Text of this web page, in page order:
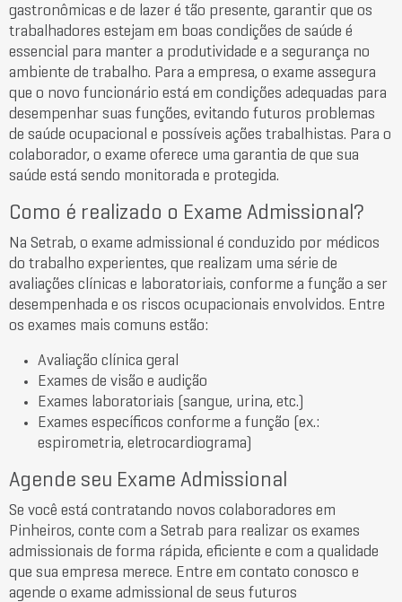
gastronômicas e de lazer é tão presente, garantir que os
trabalhadores estejam em boas condições de saúde é
essencial para manter a produtividade e a segurança no
ambiente de trabalho. Para a empresa, o exame assegura
que o novo funcionário está em condições adequadas para
desempenhar suas funções, evitando futuros problemas
de saúde ocupacional e possíveis ações trabalhistas. Para o
colaborador, o exame oferece uma garantia de que sua
saúde está sendo monitorada e protegida.
Como é realizado o Exame Admissional?
Na Setrab, o exame admissional é conduzido por médicos
do trabalho experientes, que realizam uma série de
avaliações clínicas e laboratoriais, conforme a função a ser
desempenhada e os riscos ocupacionais envolvidos. Entre
os exames mais comuns estão:
Avaliação clínica geral
Exames de visão e audição
Exames laboratoriais (sangue, urina, etc.)
Exames específicos conforme a função (ex.:
espirometria, eletrocardiograma)
Agende seu Exame Admissional
Se você está contratando novos colaboradores em
Pinheiros, conte com a Setrab para realizar os exames
admissionais de forma rápida, eficiente e com a qualidade
que sua empresa merece. Entre em contato conosco e
agende o exame admissional de seus futuros